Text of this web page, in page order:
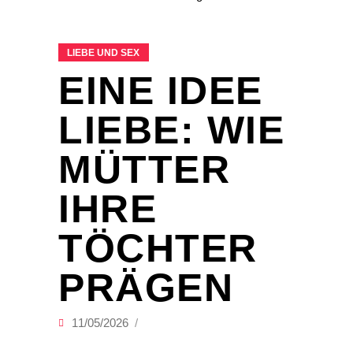
LIEBE UND SEX
EINE IDEE
LIEBE: WIE
MÜTTER
IHRE
TÖCHTER
PRÄGEN
11/05/2026